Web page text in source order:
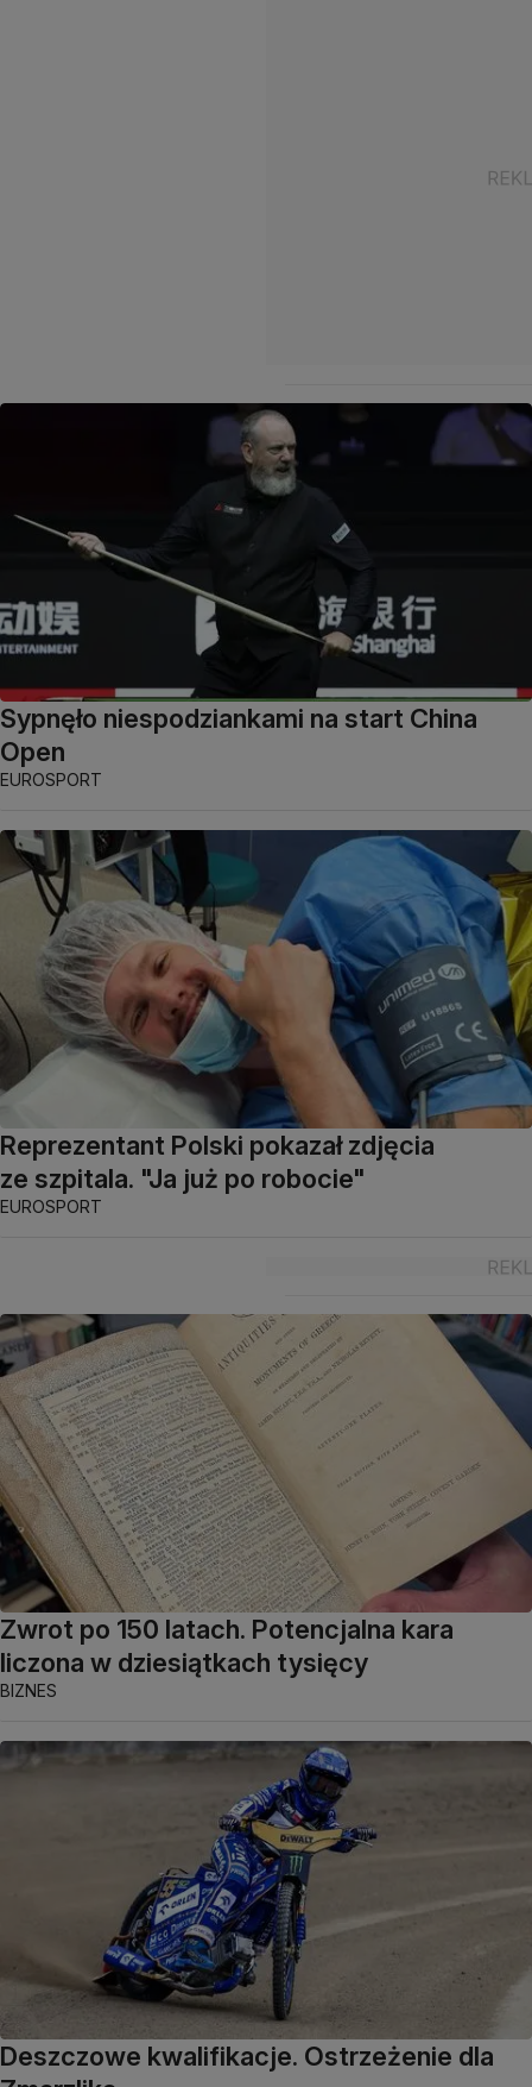
Sypnęło niespodziankami na start China
Open
EUROSPORT
Reprezentant Polski pokazał zdjęcia
ze szpitala. "Ja już po robocie"
EUROSPORT
Zwrot po 150 latach. Potencjalna kara
liczona w dziesiątkach tysięcy
BIZNES
Deszczowe kwalifikacje. Ostrzeżenie dla